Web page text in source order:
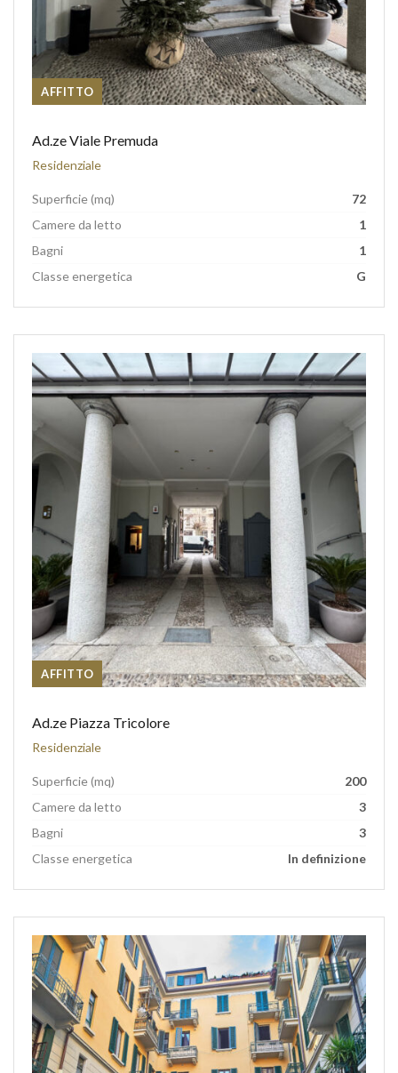
AFFITTO
Ad.ze Viale Premuda
Residenziale
Superficie (mq)
72
Camere da letto
1
Bagni
1
Classe energetica
G
AFFITTO
Ad.ze Piazza Tricolore
Residenziale
Superficie (mq)
200
Camere da letto
3
Bagni
3
Classe energetica
In definizione